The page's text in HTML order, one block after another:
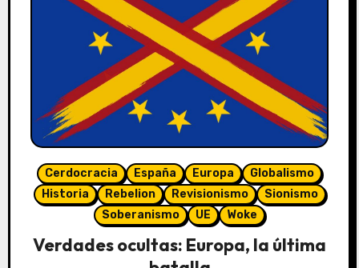
Cerdocracia España Europa
Globalismo
Historia
Rebelion Revisionismo
Sionismo
Soberanismo
UE Woke
Verdades ocultas: Europa, la última